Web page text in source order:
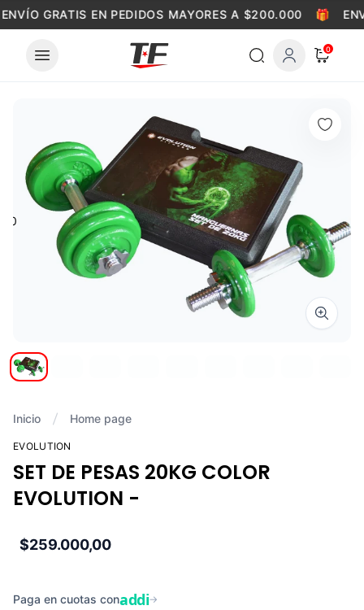
Skip to contentGRATIS EN PEDIDOS MAYORES A $200.000 🎁
0
0
Zoom
Inicio Home page
EVOLUTION
SET DE PESAS 20KG COLOR
EVOLUTION -
$259.000,00
Paga en cuotas conaddi→